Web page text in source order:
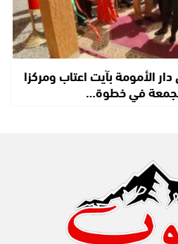
الأمومة بآيت اعتاب ومركزا
في خطوة…